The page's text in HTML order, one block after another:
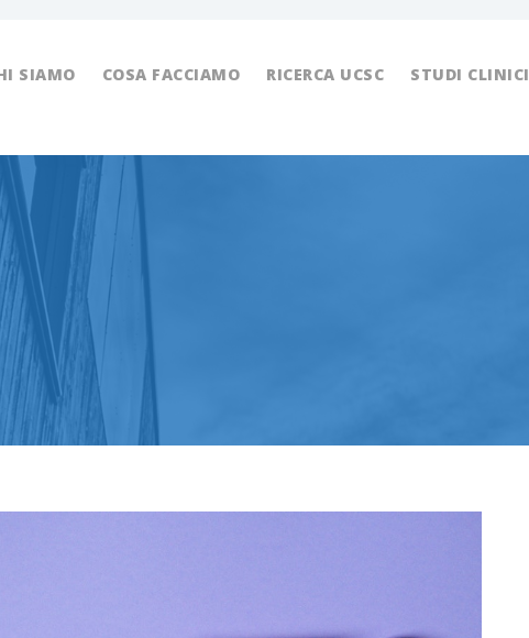
SIAMO COSA FACCIAMO RICERCA UCSC STUDI CLINICI